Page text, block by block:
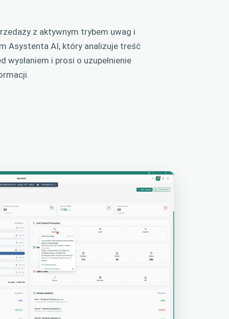
z aktywnym trybem uwag i
Asystenta AI, który analizuje treść
wysłaniem i prosi o uzupełnienie